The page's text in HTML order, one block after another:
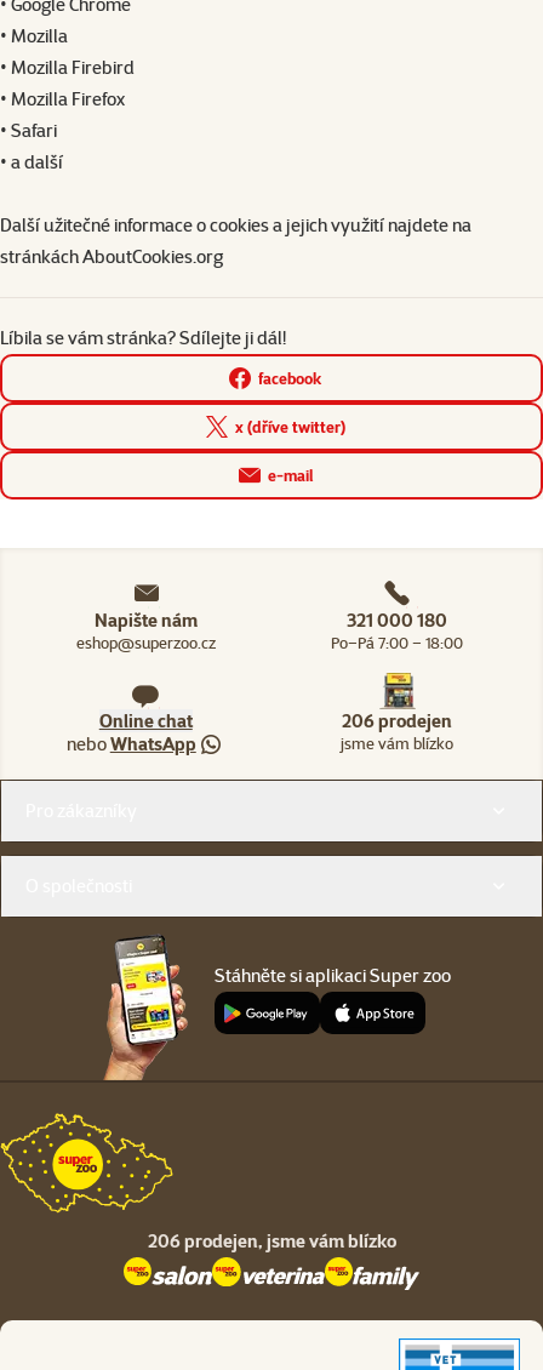
• Mozilla
• Mozilla Firebird
• Mozilla Firefox
• Safari
• a další
Další užitečné informace o cookies a jejich využití najdete na
stránkách AboutCookies.org
Líbila se vám stránka? Sdílejte ji dál!
facebook
x (dříve twitter)
e-mail
Napište nám
eshop@superzoo.cz
321 000 180
Po–Pá 7:00 – 18:00
Online chat
neboWhatsApp
206 prodejen
jsme vám blízko
Stáhněte si aplikaci Super zoo
206 prodejen, jsme vám blízko